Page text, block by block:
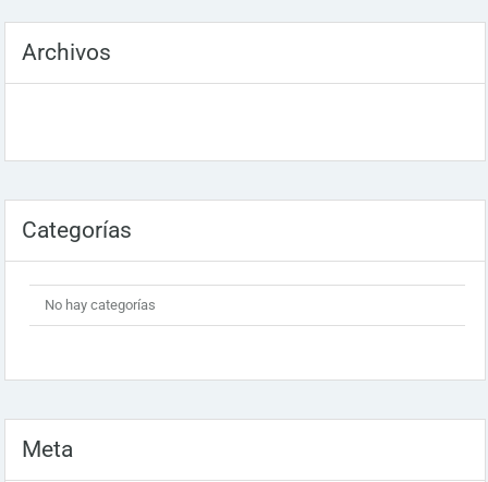
Archivos
Categorías
No hay categorías
Meta